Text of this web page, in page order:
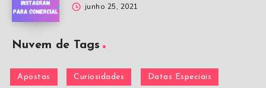
junho 25, 2021
Nuvem de Tags
Apostas Curiosidades Datas Especiais